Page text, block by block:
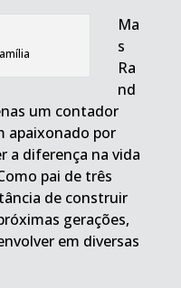
Ma
s
Ra
nd
um contador
apaixonado por
a diferença na vida
pai de três
de construir
gerações,
em diversas